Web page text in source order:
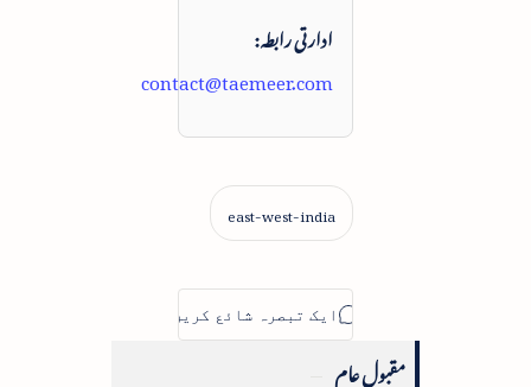
ادارتی رابطہ:
contact@taemeer.com
مقبول عام